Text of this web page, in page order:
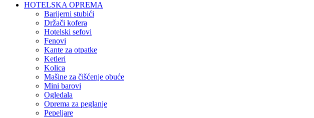
HOTELSKA OPREMA
Barijerni stubići
Držači kofera
Hotelski sefovi
Fenovi
Kante za otpatke
Ketleri
Kolica
Mašine za čišćenje obuće
Mini barovi
Ogledala
Oprema za peglanje
Pepeljare